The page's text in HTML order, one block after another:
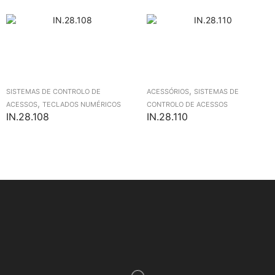
SISTEMAS DE CONTROLO DE
ACESSOS, TECLADOS NUMÉRICOS
IN.28.108
ACESSÓRIOS, SISTEMAS DE
CONTROLO DE ACESSOS
IN.28.110